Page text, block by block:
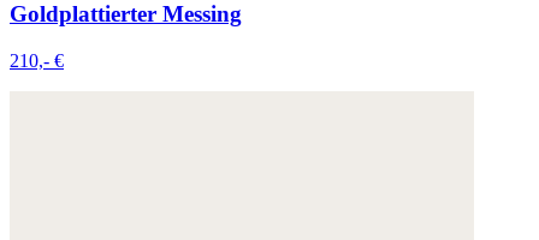
Goldplattierter Messing
210,- €